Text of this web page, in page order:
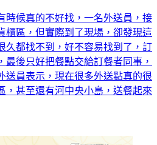
時候真的不好找，一名外送員，接
櫃區，但實際到了現場，卻發現這
久都找不到，好不容易找到了，訂
最後只好把餐點交給訂餐者同事，
送員表示，現在很多外送點真的很
，甚至還有河中央小島，送餐起來